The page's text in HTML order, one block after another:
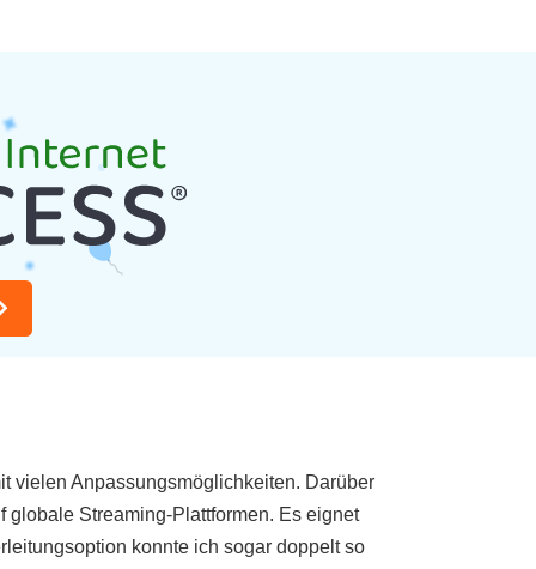
vielen Anpassungsmöglichkeiten. Darüber
Streaming-Plattformen. Es eignet
konnte ich sogar doppelt so